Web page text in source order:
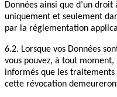
Données ainsi que d’un
uniquement et seulement
par la réglementation
6.2. Lorsque vos Données
vous pouvez, à tout moment,
informés que les
cette révocation